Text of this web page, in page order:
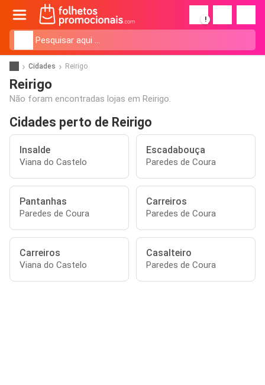
!
Cidades Reirigo
Reirigo
Não foram encontradas lojas em Reirigo.
Cidades perto de Reirigo
Insalde
Viana do Castelo
Escadabouça
Paredes de Coura
Pantanhas
Paredes de Coura
Carreiros
Paredes de Coura
Carreiros
Viana do Castelo
Casalteiro
Paredes de Coura